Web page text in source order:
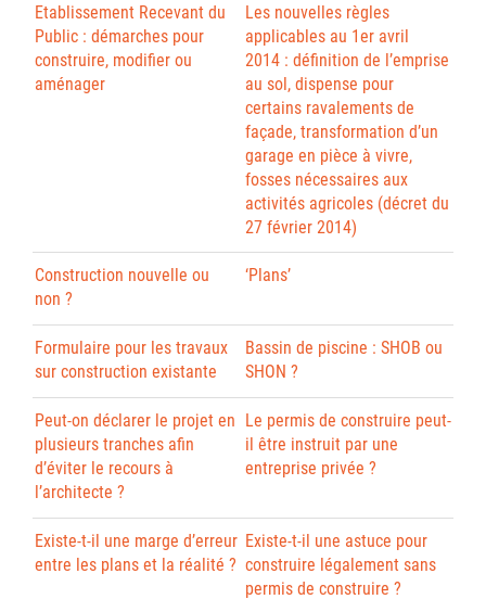
Etablissement Recevant du
Public : démarches pour
construire, modifier ou
aménager
Les nouvelles règles
applicables au 1er avril
2014 : définition de l’emprise
au sol, dispense pour
certains ravalements de
façade, transformation d’un
garage en pièce à vivre,
fosses nécessaires aux
activités agricoles (décret du
27 février 2014)
Construction nouvelle ou
non ?
‘Plans’
Formulaire pour les travaux
sur construction existante
Bassin de piscine : SHOB ou
SHON ?
Peut-on déclarer le projet en
plusieurs tranches afin
d’éviter le recours à
l’architecte ?
Le permis de construire peut-
il être instruit par une
entreprise privée ?
Existe-t-il une marge d’erreur
entre les plans et la réalité ?
Existe-t-il une astuce pour
construire légalement sans
permis de construire ?